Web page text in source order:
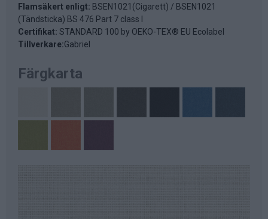
Flamsäkert enligt: BSEN1021(Cigarett) / BSEN1021
(Tändsticka) BS 476 Part 7 class I
Certifikat: STANDARD 100 by OEKO-TEX® EU Ecolabel
Tillverkare:Gabriel
Färgkarta